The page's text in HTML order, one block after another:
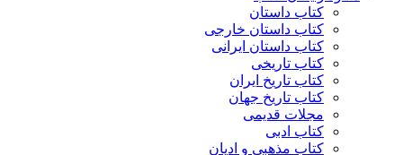
کتاب داستان
کتاب داستان خارجی
کتاب داستان ایرانی
کتاب تاریخی
کتاب تاریخ ایران
کتاب تاریخ جهان
مجلات قدیمی
کتاب ادبی
کتاب مذهبی و ادیان